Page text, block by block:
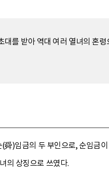
를 받아 역대 여러 열녀의 혼령
)임금의 두 부인으로, 순임금
의 상징으로 쓰였다.